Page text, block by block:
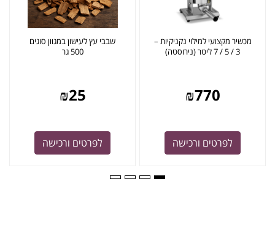
מכשיר מקצועי למילוי נקניקיות –
3 / 5 / 7 ליטר (נירוסטה)
₪770
לפרטים ורכישה
שבבי עץ לעישון במגוון סוגים
500 גר
₪25
לפרטים ורכישה